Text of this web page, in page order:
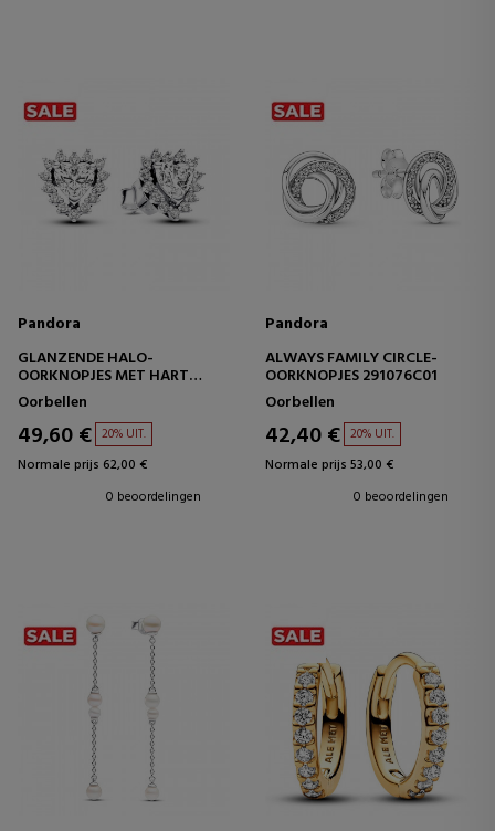
Pandora
GLANZENDE HALO-
OORKNOPJES MET HART
293097C01
Oorbellen
49,60 € 20% UIT.
Normale prijs 62,00 €
0 beoordelingen
Pandora
ALWAYS FAMILY CIRCLE-
OORKNOPJES 291076C01
Oorbellen
42,40 € 20% UIT.
Normale prijs 53,00 €
0 beoordelingen